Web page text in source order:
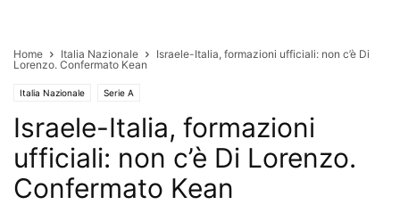
Home Italia Nazionale
Israele-Italia, formazioni ufficiali: non c’è Di
Lorenzo. Confermato Kean
Italia Nazionale Serie A
Israele-Italia, formazioni
ufficiali: non c’è Di Lorenzo.
Confermato Kean